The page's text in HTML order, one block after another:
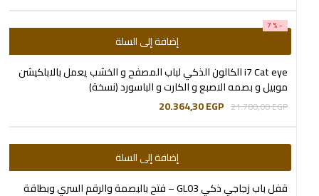
إضافة إلى السلة
-7%
i7 Cat eye الكالون الذكي لباب المصفح و الخشب يعمل بالابلكيشن
موبيل و بصمه الاصبع و الكارت و الباسورد (نسخة)
21.780,00EGP
20.364,30EGP
إضافة إلى السلة
قفل باب زجاجي ذكي GL03 – فتح بالبصمة والرقم السري وبطاقة